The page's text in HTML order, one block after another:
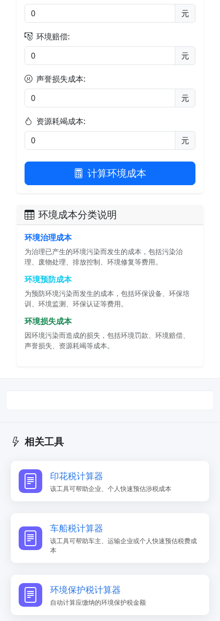
元
环境赔偿:
元
声誉损失成本:
元
资源耗竭成本:
元
计算环境成本
环境成本分类说明
环境治理成本
为治理已产生的环境污染而发生的成本，包括污染治
理、废物处理、排放控制、环境修复等费用。
环境预防成本
为预防环境污染而发生的成本，包括环保设备、环保培
训、环境监测、环保认证等费用。
环境损失成本
因环境污染而造成的损失，包括环境罚款、环境赔偿、
声誉损失、资源耗竭等成本。
相关工具
印花税计算器
该工具可帮助企业、个人快速预估涉税成本
车船税计算器
该工具可帮助车主、运输企业或个人快速预估税费成
本
环境保护税计算器
自动计算应缴纳的环境保护税金额